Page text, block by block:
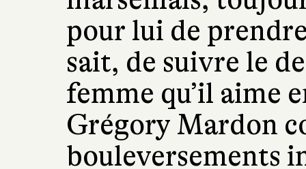
pour lui de
sait, de suivre le
femme qu’il aime
Grégory Mardon
bouleversements